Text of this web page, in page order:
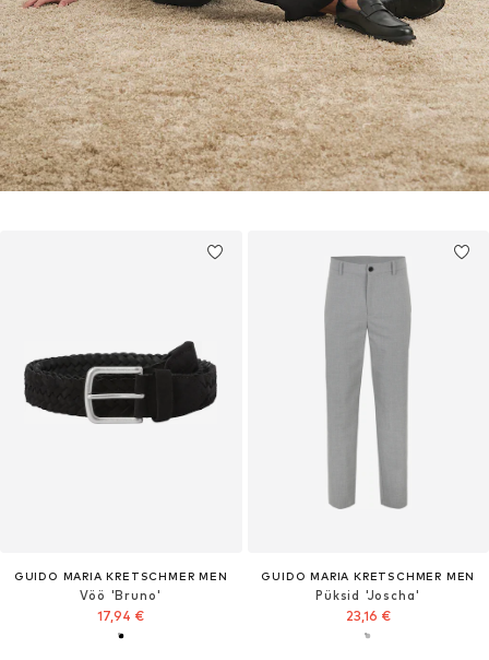
GUIDO MARIA KRETSCHMER MEN
Vöö 'Bruno'
17,94 €
GUIDO MARIA KRETSCHMER MEN
Püksid 'Joscha'
23,16 €